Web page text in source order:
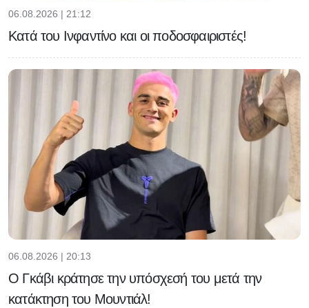
06.08.2026 | 21:12
Κατά του Ινφαντίνο και οι ποδοσφαιριστές!
06.08.2026 | 20:13
Ο Γκάβι κράτησε την υπόσχεσή του μετά την
κατάκτηση του Μουντιάλ!